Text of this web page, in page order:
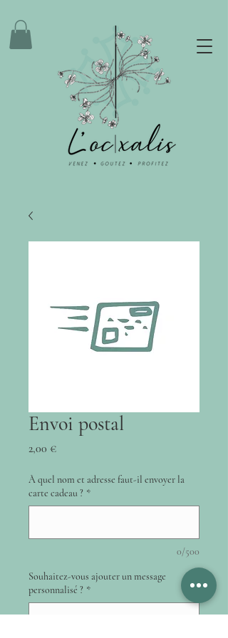
Envoi postal
2,00 €Prix
À quel nom et adresse faut-il envoyer la
carte cadeau ? *
0/500
Souhaitez-vous ajouter un message
personnalisé ? *